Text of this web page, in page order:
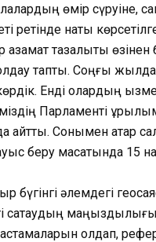
өмір сүруіне,
ретінде нақты
азамат тазалықты
тапты. Соңғы
Енді олардың
Парламенті
айтты. Сонымен
беру мақсатында 15
бүгінгі әлемдегі
сақтаудың
қолдап,